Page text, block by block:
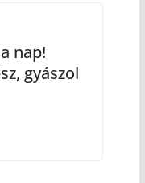
nap!
gyászol